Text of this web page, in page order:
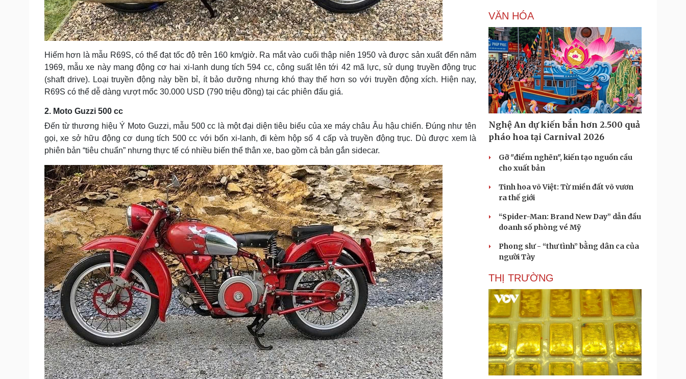
Hiếm hơn là mẫu R69S, có thể đạt tốc độ trên 160 km/giờ. Ra mắt vào cuối thập niên 1950 và được sản xuất đến năm
1969, mẫu xe này mang động cơ hai xi-lanh dung tích 594 cc, công suất lên tới 42 mã lực, sử dụng truyền động trục
(shaft drive). Loại truyền động này bền bỉ, ít bảo dưỡng nhưng khó thay thế hơn so với truyền động xích. Hiện nay,
R69S có thể dễ dàng vượt mốc 30.000 USD (790 triệu đồng) tại các phiên đấu giá.
2. Moto Guzzi 500 cc
Đến từ thương hiệu Ý Moto Guzzi, mẫu 500 cc là một đại diện tiêu biểu của xe máy châu Âu hậu chiến. Đúng như tên
gọi, xe sở hữu động cơ dung tích 500 cc với bốn xi-lanh, đi kèm hộp số 4 cấp và truyền động trục. Dù được xem là
phiên bản “tiêu chuẩn” nhưng thực tế có nhiều biến thể thân xe, bao gồm cả bản gắn sidecar.
VĂN HÓA
Nghệ An dự kiến bắn hơn 2.500 quả
pháo hoa tại Carnival 2026
Gỡ "điểm nghẽn", kiến tạo nguồn cầu
cho xuất bản
Tinh hoa võ Việt: Từ miền đất võ vươn
ra thế giới
“Spider-Man: Brand New Day” dẫn đầu
doanh số phòng vé Mỹ
Phong slư - “thư tình” bằng dân ca của
người Tày
THỊ TRƯỜNG